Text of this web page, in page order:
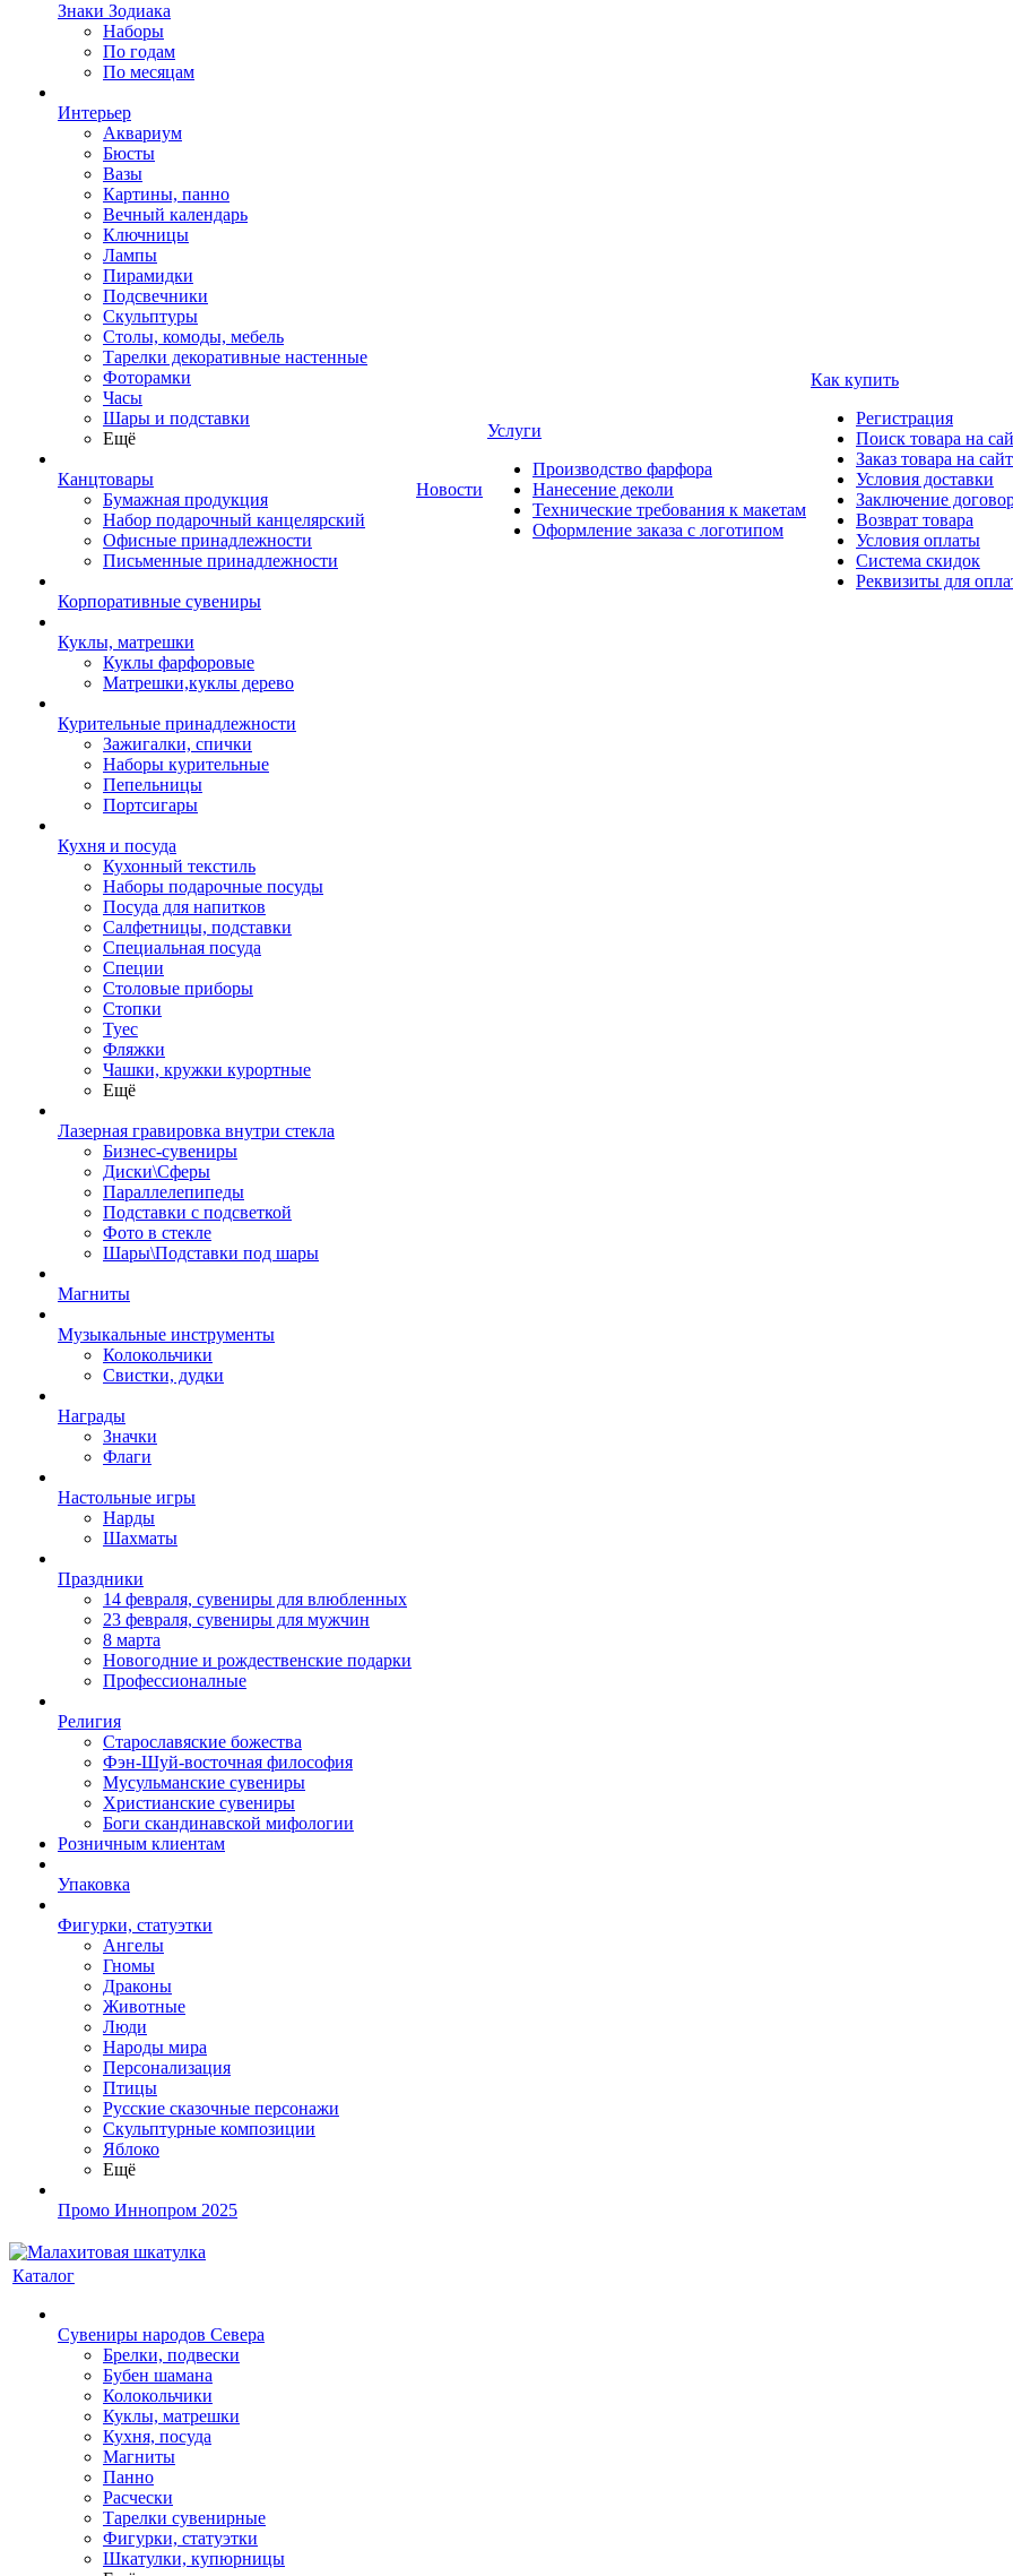
Знаки Зодиака
Наборы
По годам
По месяцам
Интерьер
Аквариум
Бюсты
Вазы
Картины, панно
Вечный календарь
Ключницы
Лампы
Пирамидки
Подсвечники
Скульптуры
Столы, комоды, мебель
Тарелки декоративные настенные
Фоторамки
Часы
Шары и подставки
Ещё
Канцтовары
Бумажная продукция
Набор подарочный канцелярский
Офисные принадлежности
Письменные принадлежности
Корпоративные сувениры
Куклы, матрешки
Куклы фарфоровые
Матрешки,куклы дерево
Курительные принадлежности
Зажигалки, спички
Наборы курительные
Пепельницы
Портсигары
Кухня и посуда
Кухонный текстиль
Наборы подарочные посуды
Посуда для напитков
Салфетницы, подставки
Специальная посуда
Специи
Столовые приборы
Стопки
Туес
Фляжки
Чашки, кружки курортные
Ещё
Лазерная гравировка внутри стекла
Бизнес-сувениры
Диски\Сферы
Параллелепипеды
Подставки с подсветкой
Фото в стекле
Шары\Подставки под шары
Магниты
Музыкальные инструменты
Колокольчики
Свистки, дудки
Награды
Значки
Флаги
Настольные игры
Нарды
Шахматы
Праздники
14 февраля, сувениры для влюбленных
23 февраля, сувениры для мужчин
8 марта
Новогодние и рождественские подарки
Профессионалные
Религия
Старославяские божества
Фэн-Шуй-восточная философия
Мусульманские сувениры
Христианские сувениры
Боги скандинавской мифологии
Розничным клиентам
Упаковка
Фигурки, статуэтки
Ангелы
Гномы
Драконы
Животные
Люди
Народы мира
Персонализация
Птицы
Русские сказочные персонажи
Скульптурные композиции
Яблоко
Ещё
Промо Иннопром 2025
Новости
Услуги
Производство фарфора
Нанесение деколи
Технические требования к макетам
Оформление заказа с логотипом
Как купить
Регистрация
Поиск товара на
Заказ товара на
Условия доставки
Заключение
Возврат товара
Условия оплаты
Система скидок
Реквизиты для
Каталог
Сувениры народов Севера
Брелки, подвески
Бубен шамана
Колокольчики
Куклы, матрешки
Кухня, посуда
Магниты
Панно
Расчески
Тарелки сувенирные
Фигурки, статуэтки
Шкатулки, купюрницы